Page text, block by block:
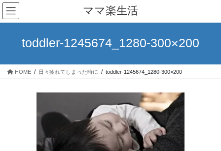
コ
ン
テ
ス
ナ
ビ
ゲ
ン
ママ楽生活
toddler-1245674_1280-300×200
HOME 日々疲れてしまった時に toddler-1245674_1280-300×200